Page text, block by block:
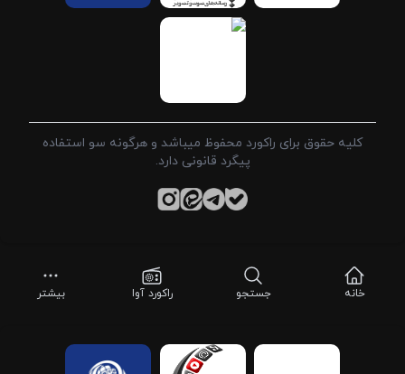
کلیه حقوق برای راکورد محفوظ میباشد و هرگونه سو استفاده
پیگرد قانونی دارد.
خانه جستجو راکورد آوا بیشتر